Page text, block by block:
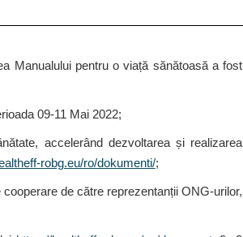
Manualului pentru o viață sănătoasă a fost
09-11 Mai 2022;
accelerând dezvoltarea și realizarea
robg.eu/ro/dokumenti/;
de către reprezentanții ONG-urilor,